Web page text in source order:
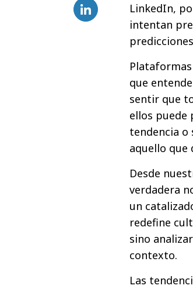
LinkedIn,
intentan
que
sentir que
ellos puede
tendencia o
aquello que
Desde
verdadera
un
redefine
sino
contexto.
Las